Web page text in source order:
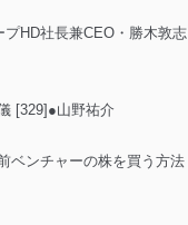
プHD社長兼CEO・勝木敦志
[329]●山野祐介
ベンチャーの株を買う方法